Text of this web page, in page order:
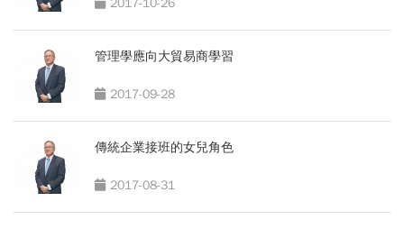
管理學應向大貿易商學習
2017-09-28
傳統企業接班的女兒角色
2017-08-31